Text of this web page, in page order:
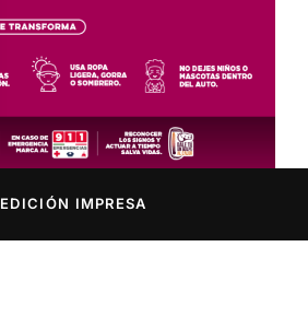
EDICIÓN IMPRESA